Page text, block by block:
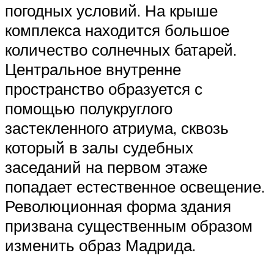
погодных условий. На крыше
комплекса находится большое
количество солнечных батарей.
Центральное внутренне
пространство образуется с
помощью полукруглого
застекленного атриума, сквозь
который в залы судебных
заседаний на первом этаже
попадает естественное освещение.
Революционная форма здания
призвана существенным образом
изменить образ Мадрида.